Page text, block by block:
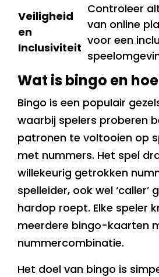
Veiligheid
en
Inclusiviteit
Controleer
van online
voor een
Wat is bingo en
Bingo is een populair
waarbij spelers proberen
patronen te voltooien op
met nummers. Het spel
willekeurig getrokken
spelleider, ook wel ‘caller’
hardop roept. Elke speler
meerdere bingo-kaarten
nummercombinatie.
Het doel van bingo is